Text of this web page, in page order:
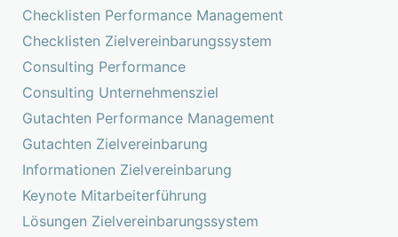
Checklisten Performance Management
Checklisten Zielvereinbarungssystem
Consulting Performance
Consulting Unternehmensziel
Gutachten Performance Management
Gutachten Zielvereinbarung
Informationen Zielvereinbarung
Keynote Mitarbeiterführung
Lösungen Zielvereinbarungssystem